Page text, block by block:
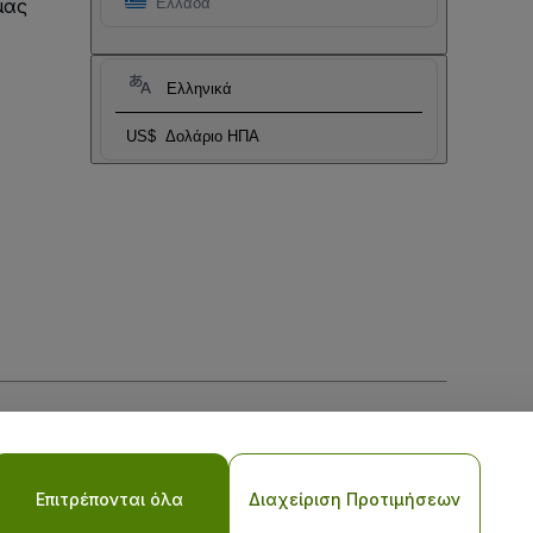
Ελληνικά
US$ Δολάριο ΗΠΑ
Πολιτικής απορρήτου για κινητά
Επιτρέπονται όλα Διαχείριση Προτιμήσεων